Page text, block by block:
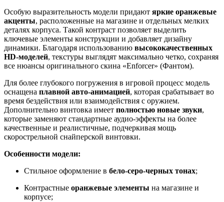
Особую выразительность модели придают яркие оранжевые
акценты, расположенные на магазине и отдельных мелких
деталях корпуса. Такой контраст позволяет выделить
ключевые элементы конструкции и добавляет дизайну
динамики. Благодаря использованию высококачественных
HD-моделей, текстуры выглядят максимально четко, сохраняя
все нюансы оригинального скина «Enforcer» (Фантом).
Для более глубокого погружения в игровой процесс модель
оснащена плавной авто-анимацией, которая срабатывает во
время бездействия или взаимодействия с оружием.
Дополнительно винтовка имеет полностью новые звуки,
которые заменяют стандартные аудио-эффекты на более
качественные и реалистичные, подчеркивая мощь
скорострельной снайперской винтовки.
Особенности модели:
Стильное оформление в бело-серо-черных тонах;
Контрастные оранжевые элементы на магазине и
корпусе;